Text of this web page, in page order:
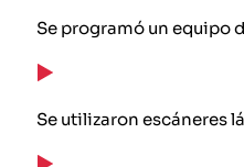
Se programó un equipo
Se utilizaron escáneres